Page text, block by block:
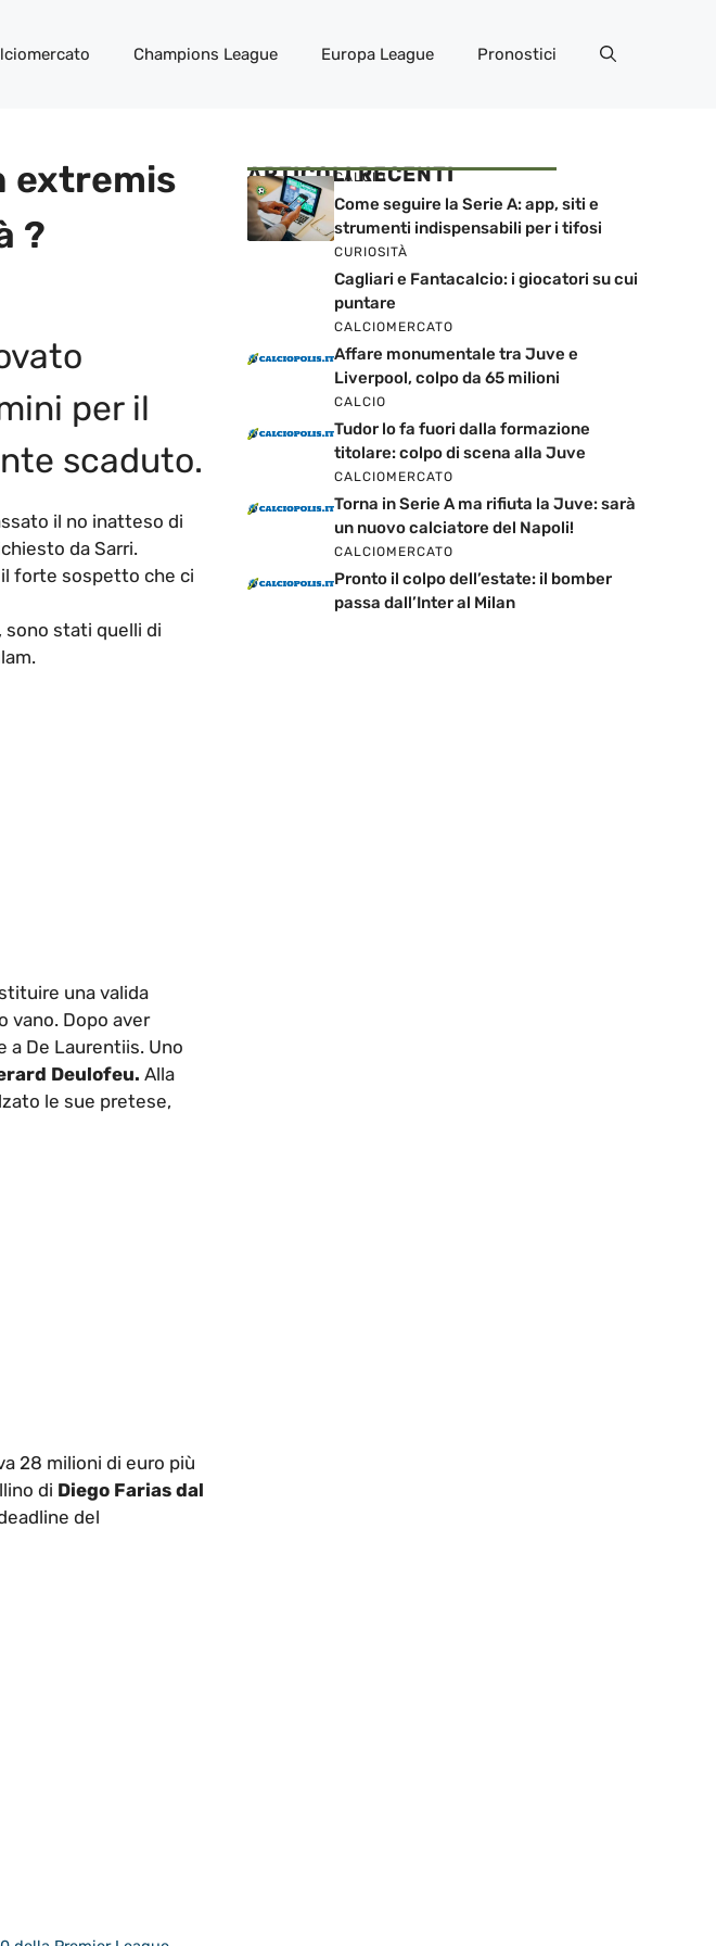
Champions League Europa League Pronostici
extremis
?
per il
scaduto.
il no inatteso di
da Sarri.
forte sospetto che ci
stati quelli di
una valida
vano. Dopo aver
a De Laurentiis. Uno
Deulofeu. Alla
le sue pretese,
28 milioni di euro più
di Diego Farias dal
del
ARTICOLI RECENTI
CALCIO
Come seguire la Serie A: app, siti e
strumenti indispensabili per i tifosi
CURIOSITÀ
Cagliari e Fantacalcio: i giocatori su cui
puntare
CALCIOMERCATO
Affare monumentale tra Juve e
Liverpool, colpo da 65 milioni
CALCIO
Tudor lo fa fuori dalla formazione
titolare: colpo di scena alla Juve
CALCIOMERCATO
Torna in Serie A ma rifiuta la Juve: sarà
un nuovo calciatore del Napoli!
CALCIOMERCATO
Pronto il colpo dell’estate: il bomber
passa dall’Inter al Milan